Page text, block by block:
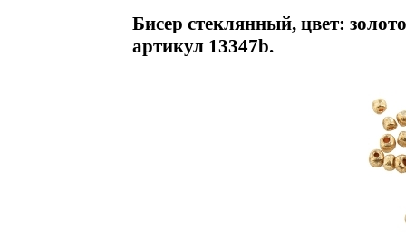
Бисер стеклянный, цвет:
артикул 13347b.